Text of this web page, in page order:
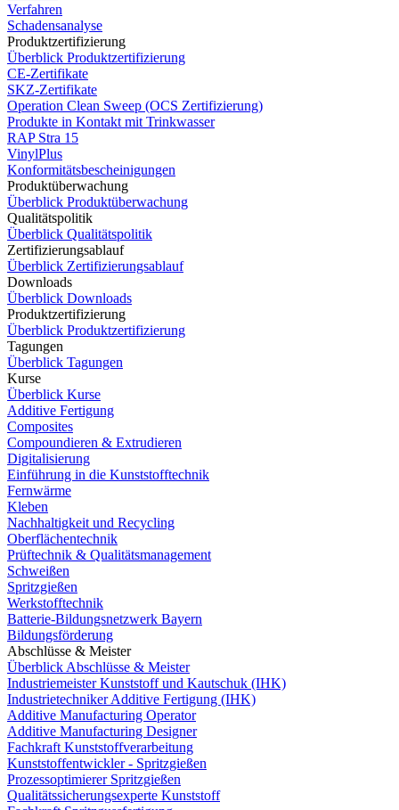
Verfahren
Schadensanalyse
Produktzertifizierung
Überblick Produktzertifizierung
CE-Zertifikate
SKZ-Zertifikate
Operation Clean Sweep (OCS Zertifizierung)
Produkte in Kontakt mit Trinkwasser
RAP Stra 15
VinylPlus
Konformitätsbescheinigungen
Produktüberwachung
Überblick Produktüberwachung
Qualitätspolitik
Überblick Qualitätspolitik
Zertifizierungsablauf
Überblick Zertifizierungsablauf
Downloads
Überblick Downloads
Produktzertifizierung
Überblick Produktzertifizierung
Tagungen
Überblick Tagungen
Kurse
Überblick Kurse
Additive Fertigung
Composites
Compoundieren & Extrudieren
Digitalisierung
Einführung in die Kunststofftechnik
Fernwärme
Kleben
Nachhaltigkeit und Recycling
Oberflächentechnik
Prüftechnik & Qualitätsmanagement
Schweißen
Spritzgießen
Werkstofftechnik
Batterie-Bildungsnetzwerk Bayern
Bildungsförderung
Abschlüsse & Meister
Überblick Abschlüsse & Meister
Industriemeister Kunststoff und Kautschuk (IHK)
Industrietechniker Additive Fertigung (IHK)
Additive Manufacturing Operator
Additive Manufacturing Designer
Fachkraft Kunststoffverarbeitung
Kunststoffentwickler - Spritzgießen
Prozessoptimierer Spritzgießen
Qualitätssicherungsexperte Kunststoff